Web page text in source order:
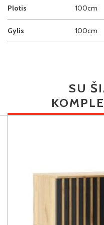
Plotis 100cm
Gylis 100cm
SU